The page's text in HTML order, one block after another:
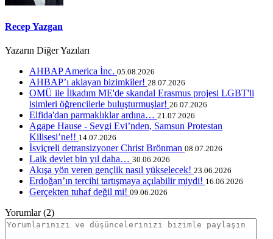
Recep Yazgan
Yazarın Diğer Yazıları
AHBAP America İnc. 05.08.2026
AHBAP’ı aklayan bizimkiler! 28.07.2026
OMÜ ile İlkadım ME'de skandal Erasmus projesi LGBT'li
isimleri öğrencilerle buluşturmuşlar! 26.07.2026
Elfida'dan parmaklıklar ardına… 21.07.2026
Agape Hause - Sevgi Evi’nden, Samsun Protestan
Kilisesi’ne!! 14.07.2026
İsviçreli detransizyoner Christ Brönman 08.07.2026
Laik devlet bin yıl daha… 30.06.2026
Akışa yön veren gençlik nasıl yükselecek! 23.06.2026
Erdoğan’ın tercihi tartışmaya açılabilir miydi! 16.06.2026
Gerçekten tuhaf değil mi! 09.06.2026
Yorumlar (2)